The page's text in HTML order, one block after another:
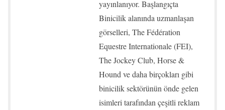
yayınlanıyor. Başlangıçta
Binicilik alanında uzmanlaşan
görselleri, The Fédération
Equestre Internationale (FEI),
The Jockey Club, Horse &
Hound ve daha birçokları gibi
binicilik sektörünün önde gelen
isimleri tarafından çeşitli reklam